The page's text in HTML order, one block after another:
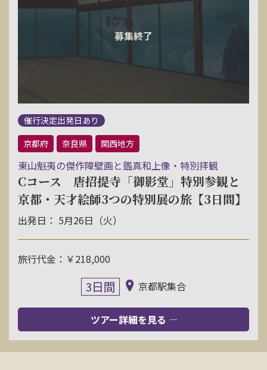
催行決定出発日あり
京都府
奈良県 関西地方
東山魁夷の傑作障壁画と鑑真和上像・特別拝観
Cコース 唐招提寺「御影堂」特別参観と
京都・天才絵師3つの特別展の旅【3日間】
出発日： 5月26日（火）
旅行代金：￥218,000
3日間 京都駅集合
ツアー詳細を見る